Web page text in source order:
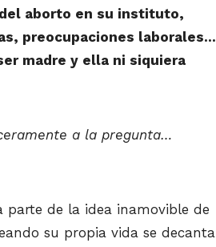
aborto en su instituto,
preocupaciones laborales…
madre y ella ni siquiera
a la pregunta…
parte de la idea inamovible de
su propia vida se decanta